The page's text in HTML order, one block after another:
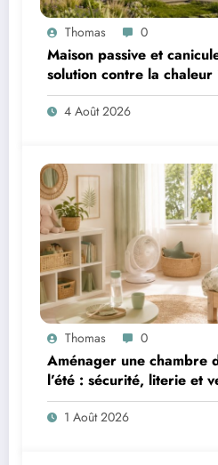
Thomas 0
Maison passive et
solution contre la chaleur
4 Août 2026
Thomas 0
Aménager une chambre
l’été : sécurité, literie et
1 Août 2026